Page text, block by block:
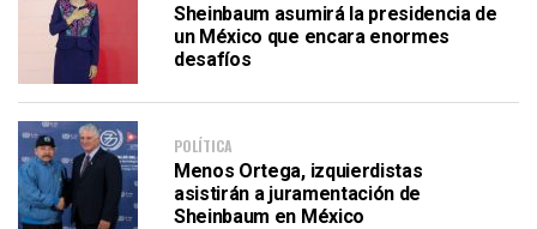
Sheinbaum asumirá la presidencia de
un México que encara enormes
desafíos
POLÍTICA
Menos Ortega, izquierdistas
asistirán a juramentación de
Sheinbaum en México